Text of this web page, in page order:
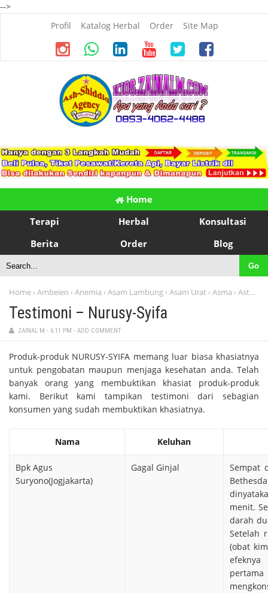
-->
Profil
Katalog Herbal Order Site Map
Home
Terapi
Herbal
Konsultasi
Berita
Order Blog
Home › Ambeien › Anemia › Asam Lambung › Asam Urat › Asma › Asthma
Testimoni – Nurusy-Syifa
ZAINAL M - 6:11 PM - ADD COMMENT
Produk-produk NURUSY-SYIFA memang luar biasa khasiatnya
untuk pengobatan maupun menjaga kesehatan anda. Telah
banyak orang yang membuktikan khasiat produk-produk
kami. Berikut kami tampikan testimoni dari sebagian
konsumen yang sudah membuktikan khasiatnya.
Nama Keluhan
Bpk Agus
Suryono(Jogjakarta)
Gagal Ginjal
Sempat
menit.
darah
Setelah
(obat